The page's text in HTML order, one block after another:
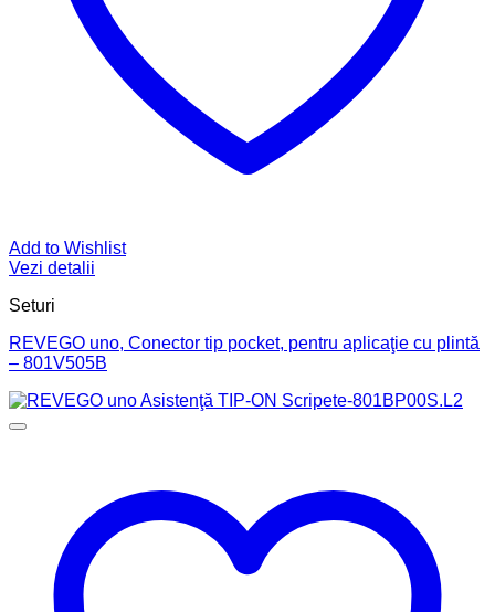
Add to Wishlist
Vezi detalii
Seturi
REVEGO uno, Conector tip pocket, pentru aplicaţie cu plintă
– 801V505B